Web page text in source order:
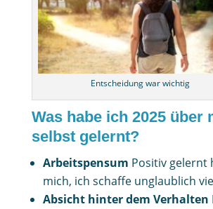
Entscheidung war wichtig
Was habe ich 2025 über
selbst gelernt?
Arbeitspensum Positiv gelernt
mich, ich schaffe unglaublich
Absicht hinter dem Verhalten